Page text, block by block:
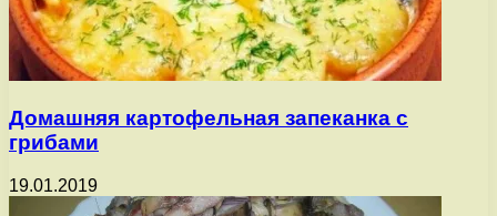
Домашняя картофельная запеканка с
грибами
19.01.2019